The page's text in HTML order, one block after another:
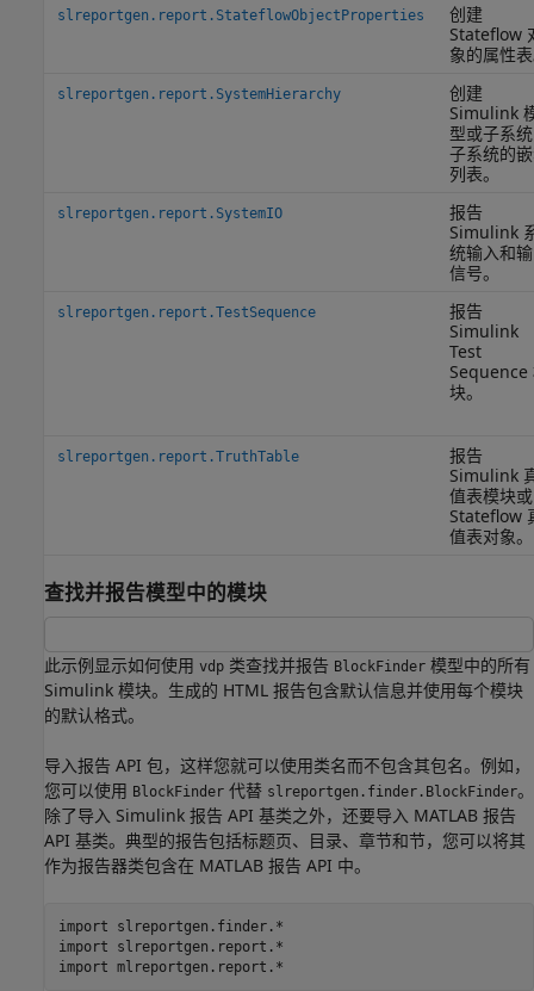
slreportgen.report.StateflowObjectProperties
创建
Stateflow
象的属性
slreportgen.report.SystemHierarchy
创建
Simulink
型或子系
子系统的
列表。
slreportgen.report.SystemIO
报告
Simulink
统输入和
信号。
slreportgen.report.TestSequence
报告
Simulink
Test
Sequence
块。
slreportgen.report.TruthTable
报告
Simulink
值表模块或
Stateflow
值表对象。
查找并报告模型中的模块
此示例显示如何使用 vdp 类查找并报告 BlockFinder 模型中的所有
Simulink 模块。生成的 HTML 报告包含默认信息并使用每个模块
的默认格式。
导入报告 API 包，这样您就可以使用类名而不包含其包名。例如，
您可以使用 BlockFinder 代替 slreportgen.finder.BlockFinder。
除了导入 Simulink 报告 API 基类之外，还要导入 MATLAB 报告
API 基类。典型的报告包括标题页、目录、章节和节，您可以将其
作为报告器类包含在 MATLAB 报告 API 中。
import
slreportgen.finder.*
import
slreportgen.report.*
import mlreportgen.report.*